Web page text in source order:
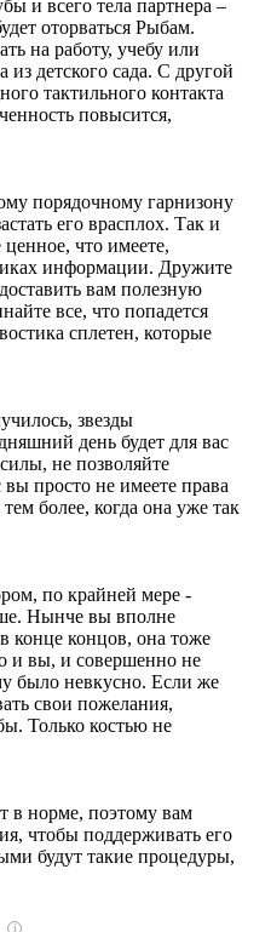
и всего тела партнера –
оторваться Рыбам.
на работу, учебу или
из детского сада. С другой
тактильного контакта
повысится,
порядочному гарнизону
его врасплох. Так и
что имеете,
информации. Дружите
вам полезную
все, что попадется
сплетен, которые
звезды
день будет для вас
не позволяйте
вы просто не имеете права
более, когда она уже так
по крайней мере -
Нынче вы вполне
конце концов, она тоже
и вы, и совершенно не
было невкусно. Если же
свои пожелания,
Только костью не
в норме, поэтому вам
чтобы поддерживать его
будут такие процедуры,
i